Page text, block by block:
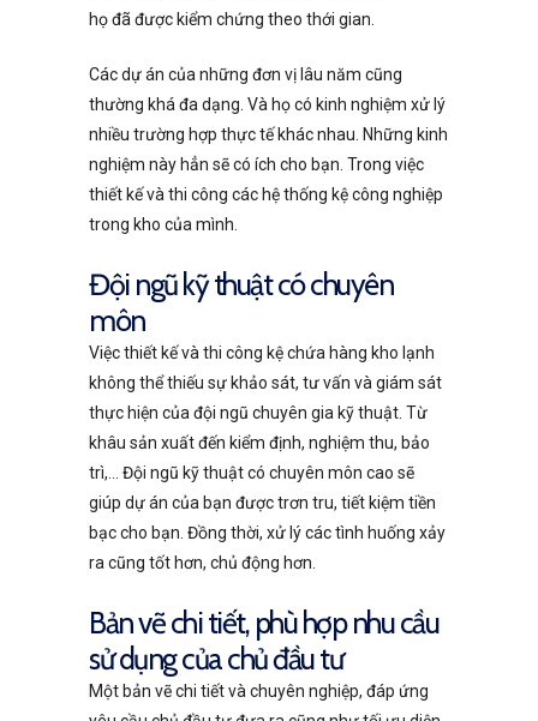
họ đã được kiểm chứng theo thới gian.
Các dự án của những đơn vị lâu năm cũng
thường khá đa dạng. Và họ có kinh nghiệm xử lý
nhiều trường hợp thực tế khác nhau. Những kinh
nghiệm này hẳn sẽ có ích cho bạn. Trong việc
thiết kế và thi công các hệ thống kệ công nghiệp
trong kho của mình.
Đội ngũ kỹ thuật có chuyên
môn
Việc thiết kế và thi công kệ chứa hàng kho lạnh
không thể thiếu sự khảo sát, tư vấn và giám sát
thực hiện của đội ngũ chuyên gia kỹ thuật. Từ
khâu sản xuất đến kiểm định, nghiệm thu, bảo
trì,… Đội ngũ kỹ thuật có chuyên môn cao sẽ
giúp dự án của bạn được trơn tru, tiết kiệm tiền
bạc cho bạn. Đồng thời, xử lý các tình huống xảy
ra cũng tốt hơn, chủ động hơn.
Bản vẽ chi tiết, phù hợp nhu cầu
sử dụng của chủ đầu tư
Một bản vẽ chi tiết và chuyên nghiệp, đáp ứng